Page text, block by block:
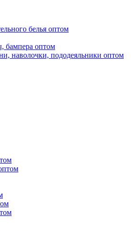
белья оптом
бампера оптом
наволочки, пододеяльники оптом